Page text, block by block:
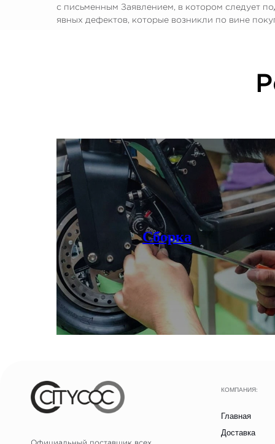
с письменным Заявлением, в котором следует
явных дефектов, которые возникли по вине
Сборка
Главная
Оплата
Возврат
Контакты
Аксессуары
© CityCoCo Russia Operating Company, LLC. 2019–2026
Записаться на тест-драйв
Получить консультацию
Официальный поставщик всех
брендов электротранспорта
Доставка
КОМПАНИЯ:
ИНН: 502986579524
ОГРН: 319505300005981
ИП Талипов М.Б.